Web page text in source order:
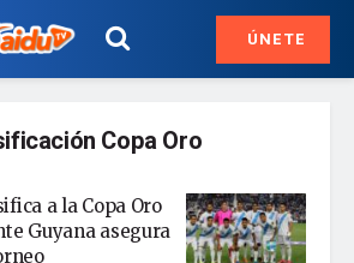
ÚNETE
Copa Oro
a la Copa Oro
Guyana asegura